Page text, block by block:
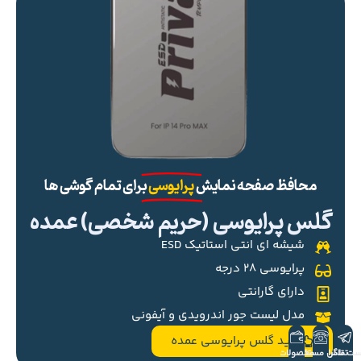
محافظ صفحه نمایشپرایوسیبرای تمام گوشی ها
گلس پرایوسی (حریم شخصی) عمده
شیشه ای انتی استاتیک ESD
پرایوسی ۲۸ درجه
دارای گارانتی
مدل لیست جور اندرویدی و آیفونی
خرید گلس پرایوسی عمده
تلگرام
تماس مستقیم
محصولات